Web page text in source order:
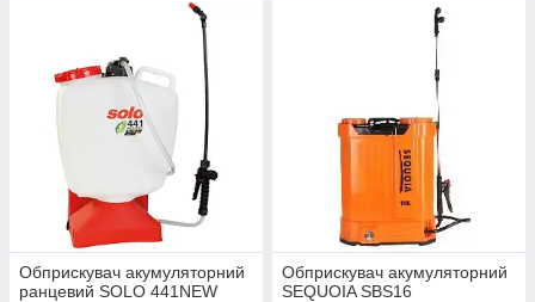
Обприскувач акумуляторний
ранцевий SOLO 441NEW
Обприскувач акумуляторний
SEQUOIA SBS16